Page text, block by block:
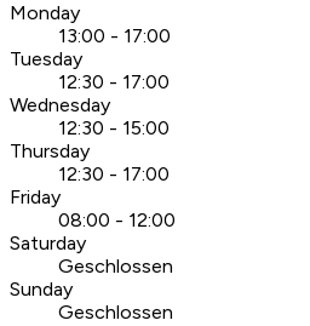
Monday
13:00 - 17:00
Tuesday
12:30 - 17:00
Wednesday
12:30 - 15:00
Thursday
12:30 - 17:00
Friday
08:00 - 12:00
Saturday
Geschlossen
Sunday
Geschlossen